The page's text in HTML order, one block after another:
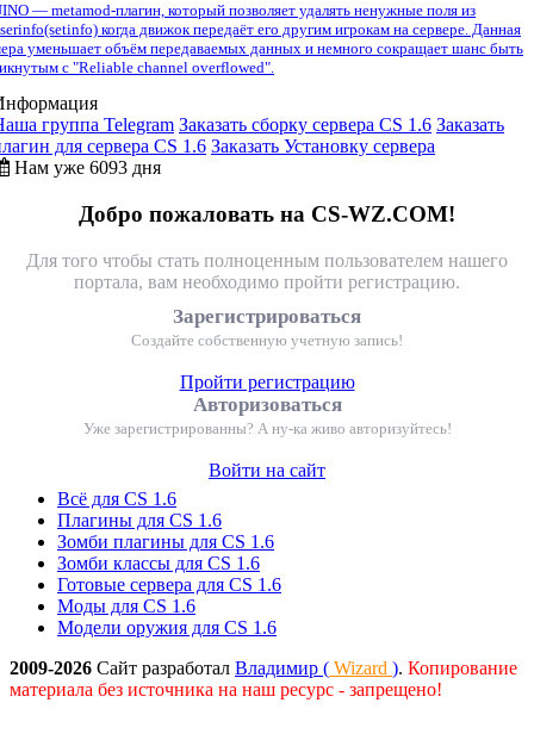
— metamod-плагин, который позволяет удалять ненужные поля из
когда движок передаёт его другим игрокам на сервере. Данная
уменьшает объём передаваемых данных и немного сокращает шанс быть
с "Reliable channel overflowed".
группа Telegram Заказать сборку сервера CS 1.6 Заказать
для сервера CS 1.6 Заказать Установку сервера
Нам уже 6093 дня
Добро пожаловать на CS-WZ.COM!
Для того чтобы стать полноценным пользователем нашего
портала, вам необходимо пройти регистрацию.
Зарегистрироваться
Создайте собственную учетную запись!
Пройти регистрацию
Авторизоваться
Уже зарегистрированны? А ну-ка живо авторизуйтесь!
Войти на сайт
Всё для CS 1.6
Плагины для CS 1.6
Зомби плагины для CS 1.6
Зомби классы для CS 1.6
Готовые сервера для CS 1.6
Моды для CS 1.6
Модели оружия для CS 1.6
2009-2026 Сайт разработал Владимир ( Wizard ). Копирование
материала без источника на наш ресурс - запрещено!